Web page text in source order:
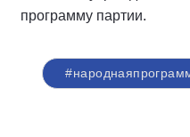
программу партии.